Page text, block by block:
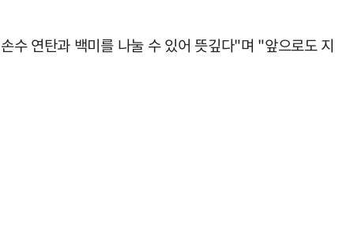
수 연탄과 백미를 나눌 수 있어 뜻깊다"며 "앞으로도 지